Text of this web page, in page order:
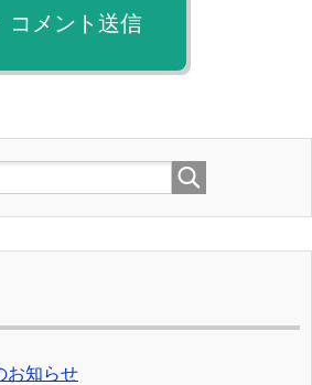
コメント送信
お知らせ